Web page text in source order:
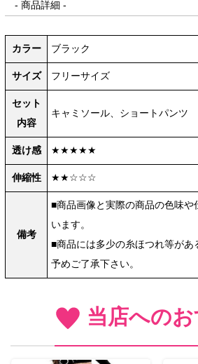
- 商品詳細 -
カラー ブラック
サイズ フリーサイズ
セット
内容
キャミソール、ショートパンツ
透け感 ★★★★★
伸縮性 ★★☆☆☆
備考
■商品画像と実際の商品の色味や
います。
■商品には多少の糸ほつれ等があ
予めご了承下さい。
当店への